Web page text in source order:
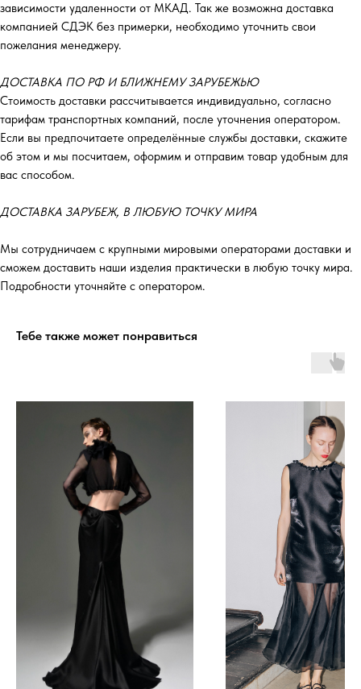
зависимости удаленности от МКАД. Так же возможна доставка
компанией СДЭК без примерки, необходимо уточнить свои
пожелания менеджеру.
ДОСТАВКА ПО РФ И БЛИЖНЕМУ ЗАРУБЕЖЬЮ
Стоимость доставки рассчитывается индивидуально, согласно
тарифам транспортных компаний, после уточнения оператором.
Если вы предпочитаете определённые службы доставки, скажите
об этом и мы посчитаем, оформим и отправим товар удобным для
вас способом.
ДОСТАВКА ЗАРУБЕЖ, В ЛЮБУЮ ТОЧКУ МИРА
Мы сотрудничаем с крупными мировыми операторами доставки и
сможем доставить наши изделия практически в любую точку мира.
Подробности уточняйте с оператором.
Тебе также может понравиться